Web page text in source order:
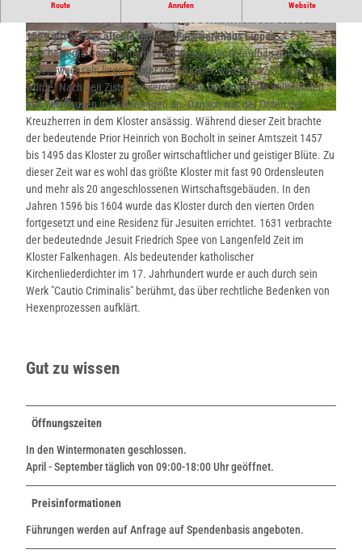
© Lügde Marketing e.V., Sina Prophet | CC-BY-SA
© Sina Prophet, Stadt Lügde |CC-BY-NC-SA © Sina Prophet, Stadt Lügde |CC-BY-NC-SA
Route Anrufen Website
1509 gilt als das älteste datierte Fachwerkhaus Lippes.
Eine bewegte Geschichte mit Zerstörung, Wiederaufbau und diversen
Ordenswechseln liegen hinter dem Kloster, welches 1247 gegründet
wurde. Nach den Zisterziensern siedelte der Orden der Wilhelmiten
aus Witzhausen in Falkenhagen an. Danach war der Orden der
Kreuzherren in dem Kloster ansässig. Während dieser Zeit brachte
der bedeutende Prior Heinrich von Bocholt in seiner Amtszeit 1457
bis 1495 das Kloster zu großer wirtschaftlicher und geistiger Blüte. Zu
dieser Zeit war es wohl das größte Kloster mit fast 90 Ordensleuten
und mehr als 20 angeschlossenen Wirtschaftsgebäuden. In den
Jahren 1596 bis 1604 wurde das Kloster durch den vierten Orden
fortgesetzt und eine Residenz für Jesuiten errichtet. 1631 verbrachte
der bedeutednde Jesuit Friedrich Spee von Langenfeld Zeit im
Kloster Falkenhagen. Als bedeutender katholischer
Kirchenliederdichter im 17. Jahrhundert wurde er auch durch sein
Werk "Cautio Criminalis" berühmt, das über rechtliche Bedenken von
Hexenprozessen aufklärt.
Gut zu wissen
Öffnungszeiten
In den Wintermonaten geschlossen.
April - September täglich von 09:00-18:00 Uhr geöffnet.
Preisinformationen
Führungen werden auf Anfrage auf Spendenbasis angeboten.